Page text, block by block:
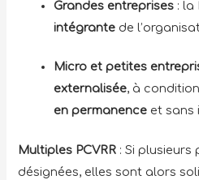
Grandes entreprises : la
intégrante de
Micro et petites
externalisée, à
en permanence et sans
Multiples PCVRR : Si plusieurs
désignées, elles sont alors